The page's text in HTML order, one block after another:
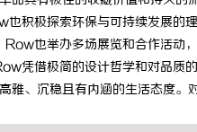
积极探索环保与可持续发展的
也举办多场展览和合作活动，
凭借极简的设计哲学和对品质
雅、沉稳且有内涵的生活态度
打造温